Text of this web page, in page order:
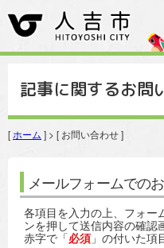
記事に関するお問
[ ホーム ] > [ お問い合わせ ]
メールフォームでの
各項目を入力の上、フォー
ンを押して送信内容の確認
赤字で「必須 」の付いた項